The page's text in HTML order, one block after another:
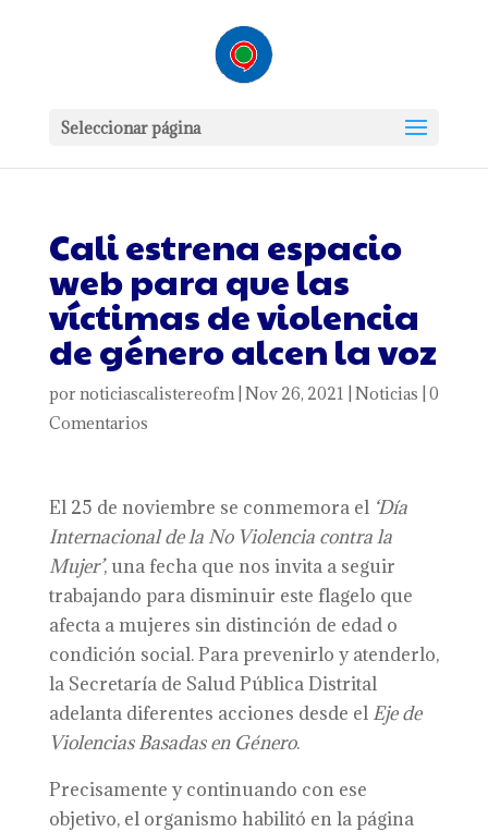
Seleccionar página
Cali estrena espacio
web para que las
víctimas de violencia
de género alcen la voz
por noticiascalistereofm| Nov 26, 2021 Noticias 0
Comentarios
El 25 de noviembre se conmemora el ‘Día
Internacional de la No Violencia contra la
Mujer’, una fecha que nos invita a seguir
trabajando para disminuir este flagelo que
afecta a mujeres sin distinción de edad o
condición social. Para prevenirlo y atenderlo,
la Secretaría de Salud Pública Distrital
adelanta diferentes acciones desde el Eje de
Violencias Basadas en Género.
Precisamente y continuando con ese
objetivo, el organismo habilitó en la página